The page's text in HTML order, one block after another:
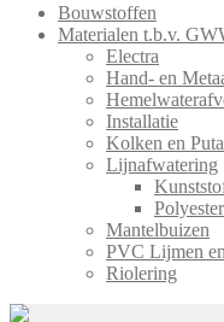
Bouwstoffen
Materialen t.b.v.
Electra
Hand- en
Installatie
Kolken en
Lijnafwatering
Mantelbuizen
PVC Lijmen
Riolering